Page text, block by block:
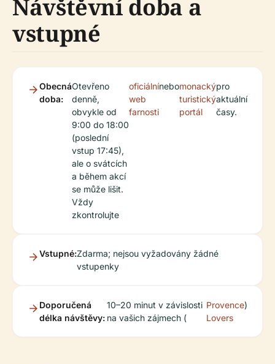
Návštěvní doba a
vstupné
Obecná
doba:
Otevřeno
denně,
obvykle od
9:00 do 18:00
(poslední
vstup 17:45),
ale o svátcích
a během akcí
se může lišit.
Vždy
zkontrolujte
oficiální
web
farnosti
nebomonacký
turistický
portál
pro
aktuální
časy.
Vstupné:Zdarma; nejsou vyžadovány žádné
vstupenky
Doporučená
délka návštěvy:
10–20 minut v závislosti
na vašich zájmech (
Provence
Lovers
)